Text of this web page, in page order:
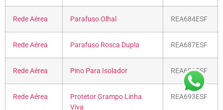
Rede Aérea Parafuso Olhal REA684ESF
Rede Aérea Parafuso Rosca Dupla REA687ESF
Rede Aérea Pino Para Isolador REA690ESF
Rede Aérea
Protetor Grampo Linha
Viva
REA693ESF